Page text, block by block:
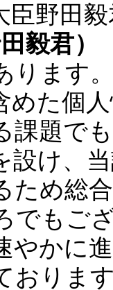
野田毅
毅君）
ります
た個
課題で
設け、
ため総
でもご
やかに
おりま